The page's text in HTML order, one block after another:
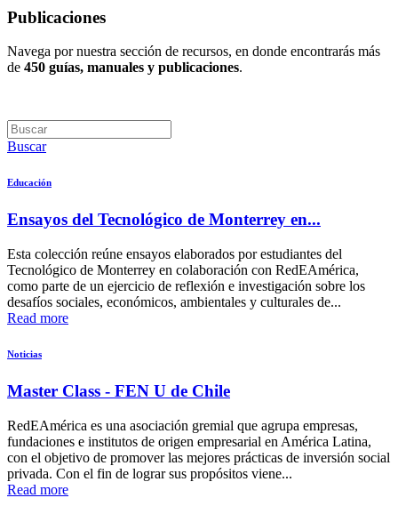
Publicaciones
Navega por nuestra sección de recursos, en donde encontrarás más
de 450 guías, manuales y publicaciones.
Buscar
Educación
Ensayos del Tecnológico de Monterrey en...
Esta colección reúne ensayos elaborados por estudiantes del
Tecnológico de Monterrey en colaboración con RedEAmérica,
como parte de un ejercicio de reflexión e investigación sobre los
desafíos sociales, económicos, ambientales y culturales de...
Read more
Noticias
Master Class - FEN U de Chile
RedEAmérica es una asociación gremial que agrupa empresas,
fundaciones e institutos de origen empresarial en América Latina,
con el objetivo de promover las mejores prácticas de inversión social
privada. Con el fin de lograr sus propósitos viene...
Read more